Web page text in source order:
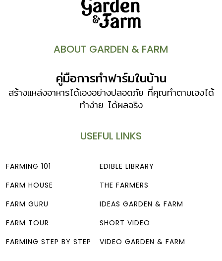
ABOUT GARDEN & FARM
คู่มือการทำฟาร์มในบ้าน
สร้างแหล่งอาหารได้เองอย่างปลอดภัย ที่คุณทำตามเองได้
ทำง่าย ได้ผลจริง
USEFUL LINKS
FARMING 101
FARM HOUSE
FARM GURU
FARM TOUR
FARMING STEP BY STEP
EDIBLE LIBRARY
THE FARMERS
IDEAS GARDEN & FARM
SHORT VIDEO
VIDEO GARDEN & FARM